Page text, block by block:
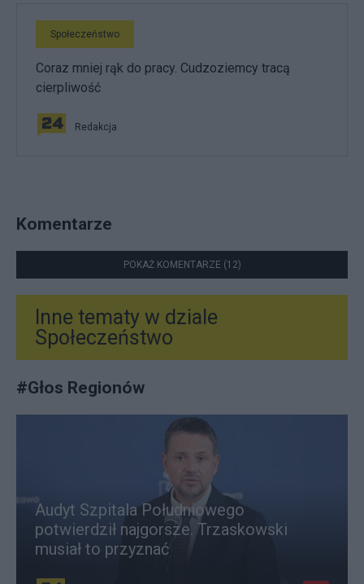
Społeczeństwo
Coraz mniej rąk do pracy. Cudzoziemcy tracą
cierpliwość
Redakcja
Komentarze
POKAŻ KOMENTARZE (12)
Inne tematy w dziale
Społeczeństwo
#Głos Regionów
Audyt Szpitala Południowego
potwierdził najgorsze. Trzaskowski
musiał to przyznać